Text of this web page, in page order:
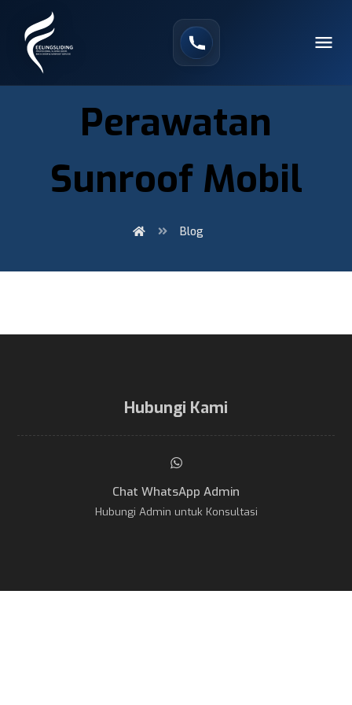
Perawatan
Sunroof Mobil
Blog
Hubungi Kami
Chat WhatsApp Admin
Hubungi Admin untuk Konsultasi